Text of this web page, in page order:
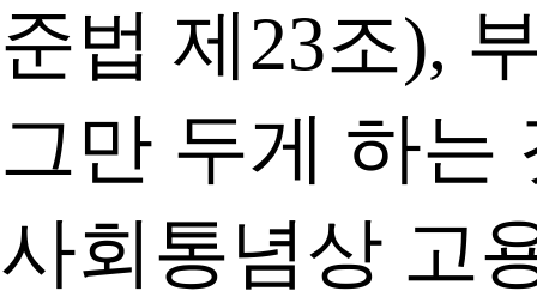
준법 제23조),
그만 두게 하는
사회통념상 고